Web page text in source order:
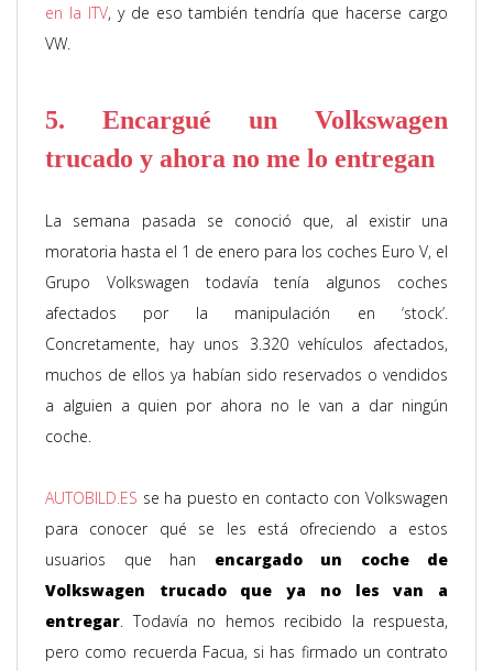
en la ITV, y de eso también tendría que hacerse cargo
VW.
5. Encargué un Volkswagen
trucado y ahora no me lo entregan
La semana pasada se conoció que, al existir una
moratoria hasta el 1 de enero para los coches Euro V, el
Grupo Volkswagen todavía tenía algunos coches
afectados por la manipulación en ‘stock’.
Concretamente, hay unos 3.320 vehículos afectados,
muchos de ellos ya habían sido reservados o vendidos
a alguien a quien por ahora no le van a dar ningún
coche.
AUTOBILD.ES se ha puesto en contacto con Volkswagen
para conocer qué se les está ofreciendo a estos
usuarios que han encargado un coche de
Volkswagen trucado que ya no les van a
entregar. Todavía no hemos recibido la respuesta,
pero como recuerda Facua, si has firmado un contrato